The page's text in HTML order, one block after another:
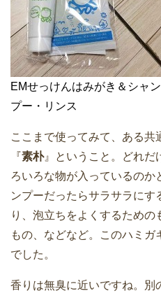
EMせっけんはみがき＆シャン
プー・リンス
ここまで使ってみて、ある
『素朴』ということ。どれだ
ろいろな物が入っているのか
ンプーだったらサラサラにす
り、泡立ちをよくするため
もの、などなど。このハミ
でした。
香りは無臭に近いですね。別